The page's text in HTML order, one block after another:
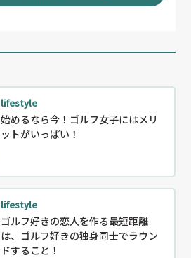
lifestyle
始めるなら今！ゴルフ女子にはメリ
ットがいっぱい！
lifestyle
ゴルフ好きの恋人を作る最短距離
は、ゴルフ好きの独身同士でラウン
ドすること！